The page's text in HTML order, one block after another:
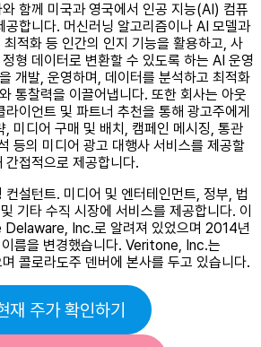
함께 미국과 영국에서 인공 지능(AI) 컴퓨
공합니다. 머신러닝 알고리즘이나 AI 모델과
적화 등 인간의 인지 기능을 활용하고, 사
형 데이터로 변환할 수 있도록 하는 AI 운영
개발, 운영하며, 데이터를 분석하고 최적화
통찰력을 이끌어냅니다. 또한 회사는 아웃
이언트 및 파트너 추천을 통해 광고주에게
, 미디어 구매 및 배치, 캠페인 메시징, 통관
등의 미디어 광고 대행사 서비스를 제공할
접적으로 제공합니다.
설턴트. 미디어 및 엔터테인먼트, 정부, 법
기타 수직 시장에 서비스를 제공합니다. 이
Inc.로 알려져 있었으며 2014년
름을 변경했습니다. Veritone, Inc.는
콜로라도주 덴버에 본사를 두고 있습니다.
재 주가 확인하기